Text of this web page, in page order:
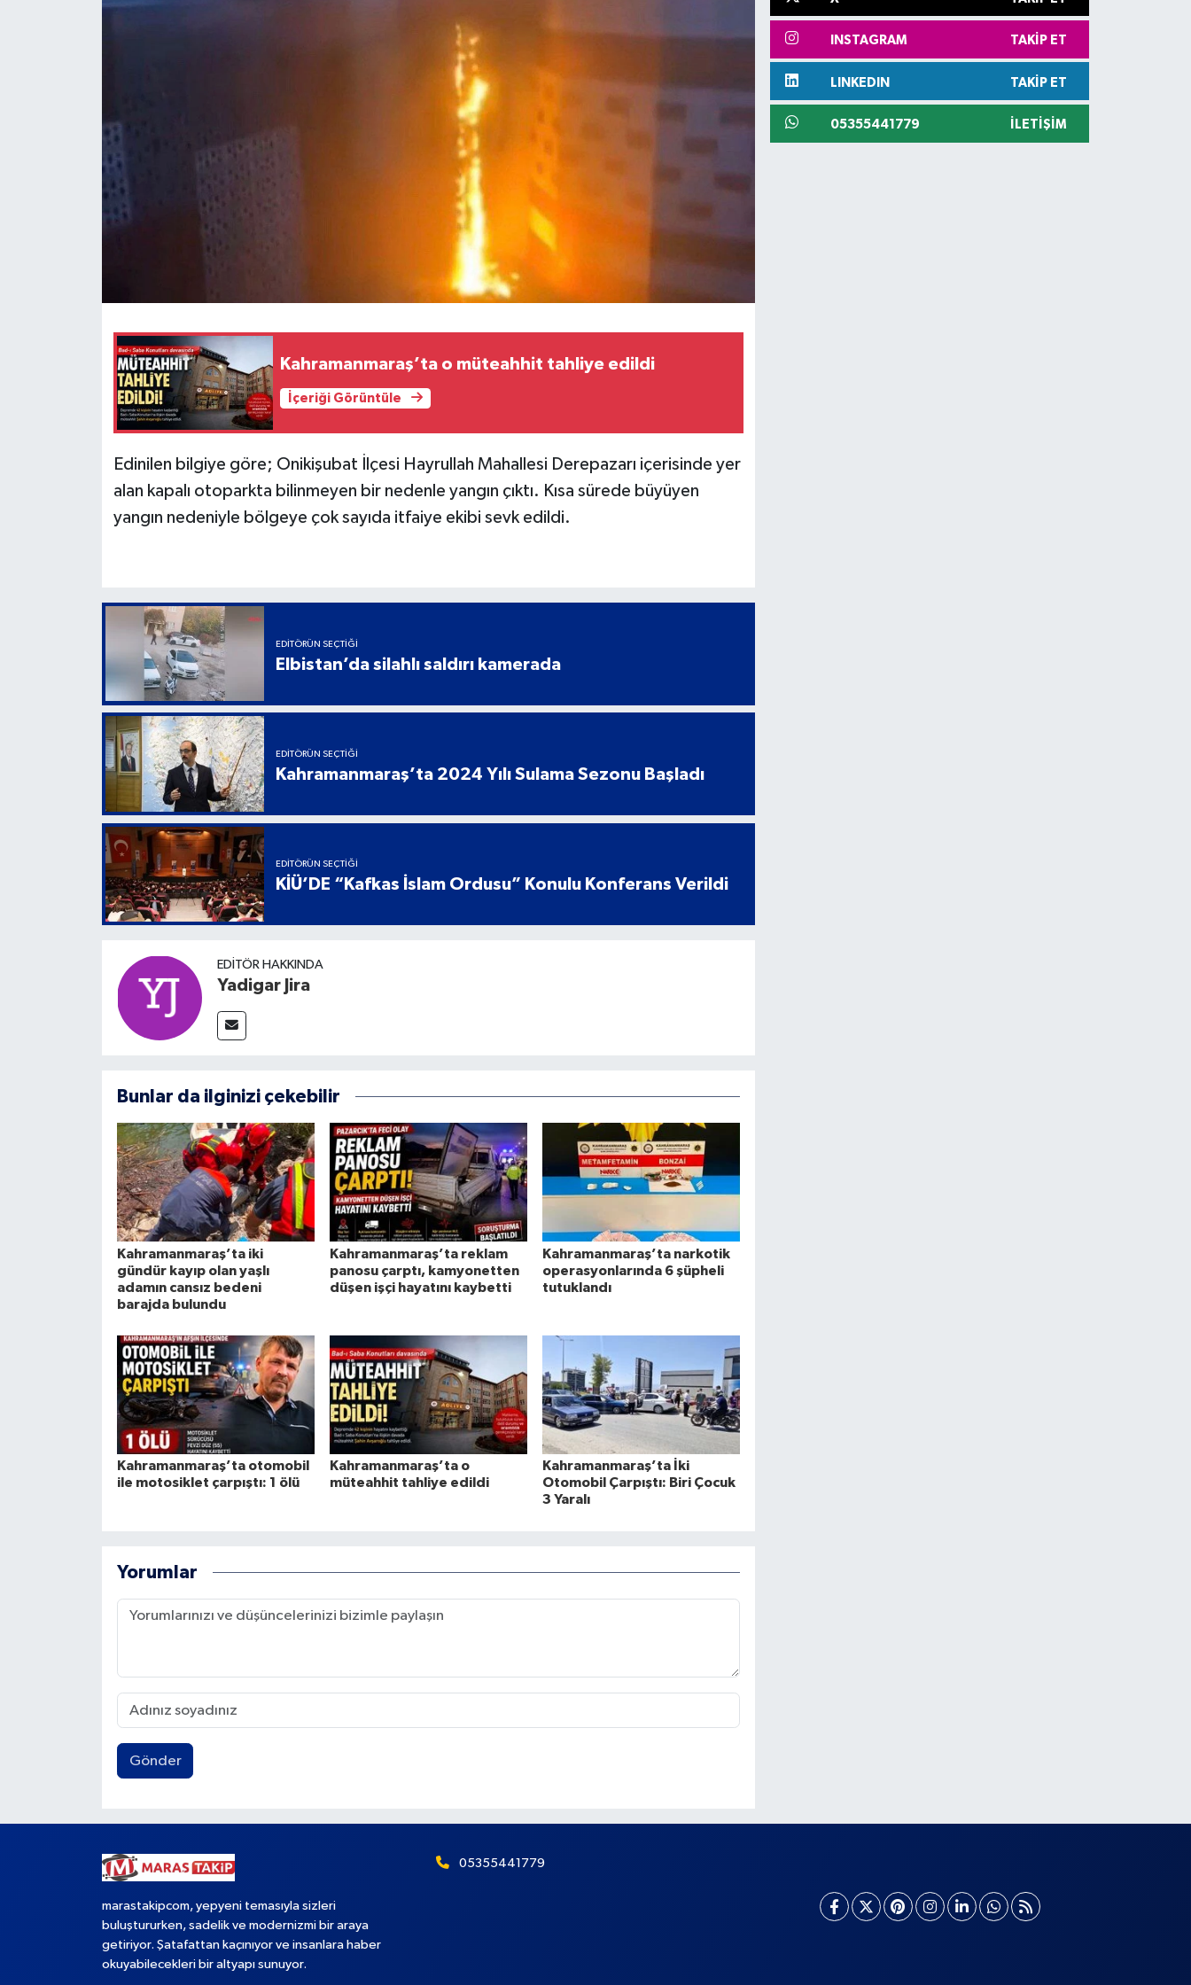
Kahramanmaraş’ta o müteahhit tahliye edildi
İçeriği Görüntüle
Edinilen bilgiye göre; Onikişubat İlçesi Hayrullah Mahallesi Derepazarı içerisinde yer
alan kapalı otoparkta bilinmeyen bir nedenle yangın çıktı. Kısa sürede büyüyen
yangın nedeniyle bölgeye çok sayıda itfaiye ekibi sevk edildi.
EDITÖRÜN SEÇTIĞI
Elbistan’da silahlı saldırı kamerada
EDITÖRÜN SEÇTIĞI
Kahramanmaraş’ta 2024 Yılı Sulama Sezonu Başladı
EDITÖRÜN SEÇTIĞI
KİÜ’DE “Kafkas İslam Ordusu” Konulu Konferans Verildi
EDITÖR HAKKINDA
Yadigar Jira
Bunlar da ilginizi çekebilir
Kahramanmaraş’ta iki
gündür kayıp olan yaşlı
adamın cansız bedeni
barajda bulundu
Kahramanmaraş’ta reklam
panosu çarptı, kamyonetten
düşen işçi hayatını kaybetti
Kahramanmaraş’ta narkotik
operasyonlarında 6 şüpheli
tutuklandı
Kahramanmaraş’ta otomobil
ile motosiklet çarpıştı: 1 ölü
Kahramanmaraş’ta o
müteahhit tahliye edildi
Kahramanmaraş’ta İki
Otomobil Çarpıştı: Biri Çocuk
3 Yaralı
Yorumlar
Gönder
INSTAGRAM TAKIP ET
LINKEDIN TAKIP ET
05355441779 İLETIŞIM
marastakipcom, yepyeni temasıyla sizleri
buluştururken, sadelik ve modernizmi bir araya
getiriyor. Şatafattan kaçınıyor ve insanlara haber
okuyabilecekleri bir altyapı sunuyor.
05355441779